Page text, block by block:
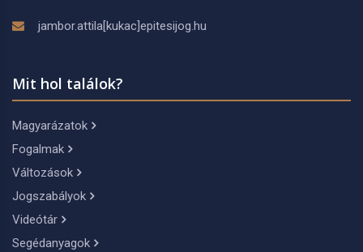
jambor.attila[kukac]epitesijog.hu
Mit hol találok?
Magyarázatok
Fogalmak
Változások
Jogszabályok
Videótár
Segédanyagok